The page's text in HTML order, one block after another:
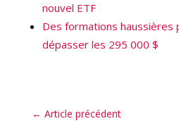
nouvel ETF
Des formations haussières
dépasser les 295 000 $
← Article précédent